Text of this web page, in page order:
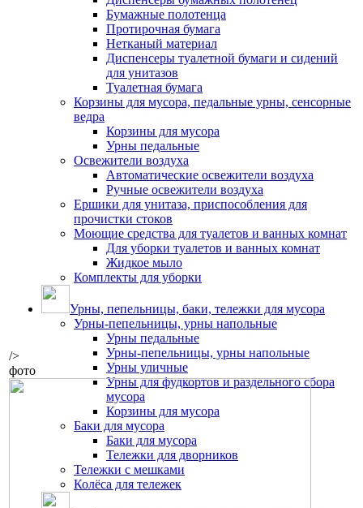
Бумажные полотенца
Протирочная бумага
Нетканый материал
Диспенсеры туалетной бумаги и сидений
для унитазов
Туалетная бумага
Корзины для мусора, педальные урны, сенсорные
ведра
Корзины для мусора
Урны педальные
Освежители воздуха
Автоматические освежители воздуха
Ручные освежители воздуха
Ершики для унитаза, приспособления для
прочистки стоков
Моющие средства для туалетов и ванных комнат
Для уборки туалетов и ванных комнат
Жидкое мыло
Комплекты для уборки
Урны, пепельницы, баки, тележки для мусора
Урны-пепельницы, урны напольные
Урны педальные
Урны-пепельницы, урны напольные
Урны уличные
Урны для фудкортов и раздельного сбора
мусора
Корзины для мусора
Баки для мусора
Баки для мусора
Тележки для дворников
Тележки с мешками
Колёса для тележек
/>
фото